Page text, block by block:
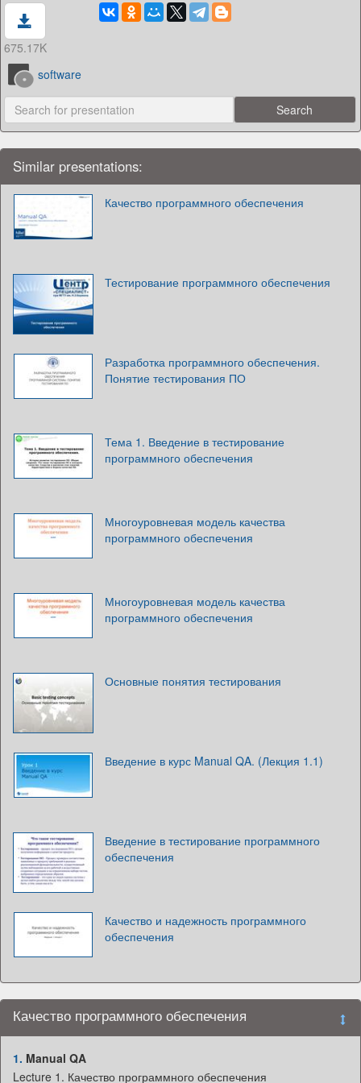
675.17K
software
Similar presentations:
Качество программного обеспечения
Тестирование программного обеспечения
Разработка программного обеспечения.
Понятие тестирования ПО
Тема 1. Введение в тестирование
программного обеспечения
Многоуровневая модель качества
программного обеспечения
Многоуровневая модель качества
программного обеспечения
Основные понятия тестирования
Введение в курс Manual QA. (Лекция 1.1)
Введение в тестирование программного
обеспечения
Качество и надежность программного
обеспечения
Качество программного обеспечения
1. Manual QA
Lecture 1. Качество программного обеспечения